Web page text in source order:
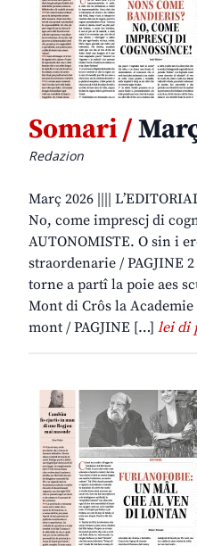
Somari /
Redazion
Març 2026 ||||
No, come imprescj di
AUTONOMISTE. O sin i
straordenarie / PAGJINE
torne a partî la poie aes
Mont di Crôs la
mont / PAGJINE […] lei di